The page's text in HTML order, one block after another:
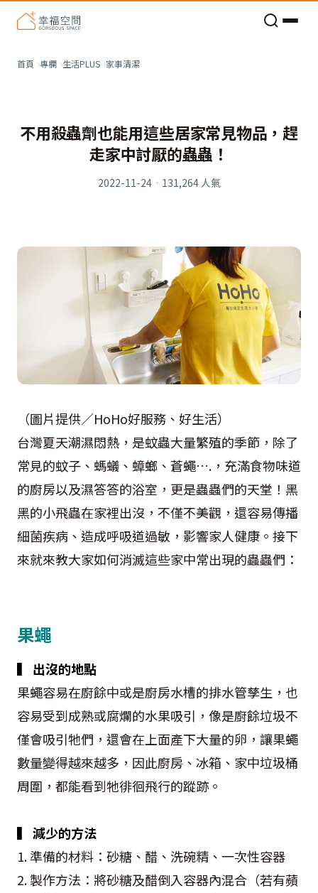
首頁 專欄 生活PLUS 家事清潔
不用殺蟲劑也能用這些居家常見物品，趕
走家中討厭的蟲蟲！
2022-11-24· 131,264人氣
（圖片提供／HoHo好服務、好生活）
台灣夏天潮濕悶熱，是蚊蟲大量繁殖的季節，除了
常見的蚊子、螞蟻、蟑螂、蒼蠅….，充滿食物味道
的廚房以及濕答答的浴室，更是蟲蟲們的天堂！黑
黑的小飛蟲在家裡出沒，不僅不美觀，還容易傳播
細菌疾病、造成呼吸道過敏，影響家人健康。接下
來就來教大家如何消滅這些家中常出現的蟲蟲們：
果蠅
▍ 出沒的地點
果蠅容易在廚餘中或是廚房水槽的排水管孳生，也
容易受到成熟或腐爛的水果吸引，像是廚餘垃圾不
僅會吸引牠們，還會在上面產下大量的卵，讓果蠅
數量變得越來越多，因此廚房、冰箱、家中垃圾桶
周圍，都能看到牠徘徊飛行的蹤跡。
▍ 減少的方法
1. 準備的材料：砂糖、醋、洗碗精、一次性容器
2. 製作方法：將砂糖及醋倒入容器內混合（若有蘋